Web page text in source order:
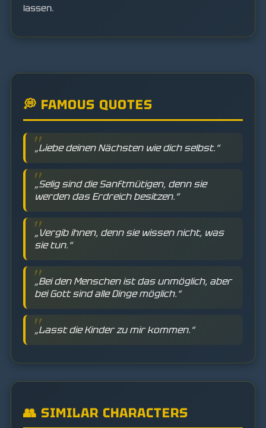
lassen.
💭 FAMOUS QUOTES
„Liebe deinen Nächsten wie dich selbst.“
„Selig sind die Sanftmütigen, denn sie
werden das Erdreich besitzen.“
„Vergib ihnen, denn sie wissen nicht, was
sie tun.“
„Bei den Menschen ist das unmöglich, aber
bei Gott sind alle Dinge möglich.“
„Lasst die Kinder zu mir kommen.“
👥 SIMILAR CHARACTERS